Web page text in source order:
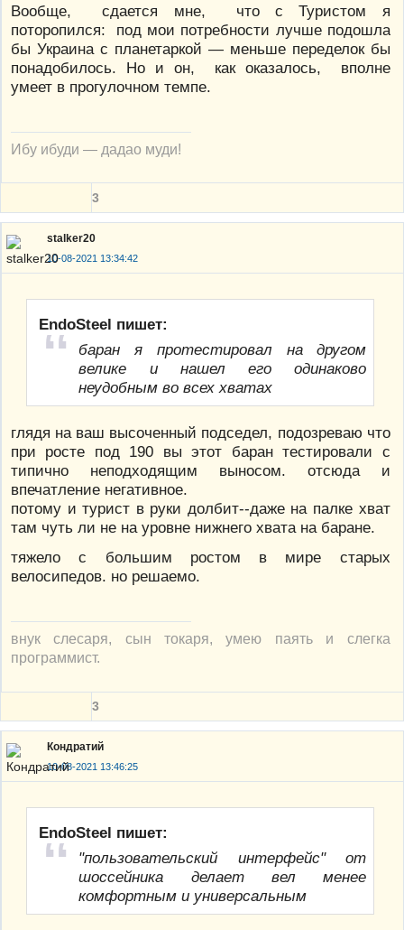
Вообще, сдается мне, что с Туристом я
поторопился: под мои потребности лучше подошла
бы Украина с планетаркой — меньше переделок бы
понадобилось. Но и он, как оказалось, вполне
умеет в прогулочном темпе.
Ибу ибуди — дадао муди!
3
stalker20
10-08-2021 13:34:42
EndoSteel пишет:
баран я протестировал на другом
велике и нашел его одинаково
неудобным во всех хватах
глядя на ваш высоченный подседел, подозреваю что
при росте под 190 вы этот баран тестировали с
типично неподходящим выносом. отсюда и
впечатление негативное.
потому и турист в руки долбит--даже на палке хват
там чуть ли не на уровне нижнего хвата на баране.
тяжело с большим ростом в мире старых
велосипедов. но решаемо.
внук слесаря, сын токаря, умею паять и слегка
программист.
3
Кондратий
10-08-2021 13:46:25
EndoSteel пишет:
"пользовательский интерфейс" от
шоссейника делает вел менее
комфортным и универсальным